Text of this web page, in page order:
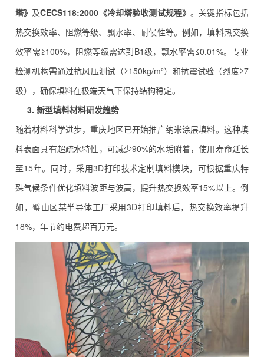
塔》 及CECS118:2000《冷却塔验收测试规程》。关键指标包括
热交换效率、阻燃等级、飘水率、耐候性等。例如，填料热交换
效率需≥100%，阻燃等级需达到B1级，飘水率需≤0.01%。专业
检测机构需通过抗风压测试（≥150kg/m²）和抗震试验（烈度≥7
级），确保填料在极端天气下保持结构稳定。
3. 新型填料材料研发趋势
随着材料科学进步，重庆地区已开始推广纳米涂层填料。这种填
料表面具有超疏水特性，可减少90%的水垢附着，使用寿命延长
至15年。同时，采用3D打印技术定制填料模块，可根据重庆特
殊气候条件优化填料波距与波高，提升热交换效率15%以上。例
如，璧山区某半导体工厂采用3D打印填料后，热交换效率提升
18%，年节约电费超百万元。